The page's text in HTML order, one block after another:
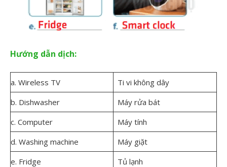
Hướng dẫn dịch:
a. Wireless TV
Ti vi không dây
b. Dishwasher
Máy rửa bát
c. Computer
Máy tính
d. Washing machine
Máy giặt
e. Fridge
Tủ lạnh